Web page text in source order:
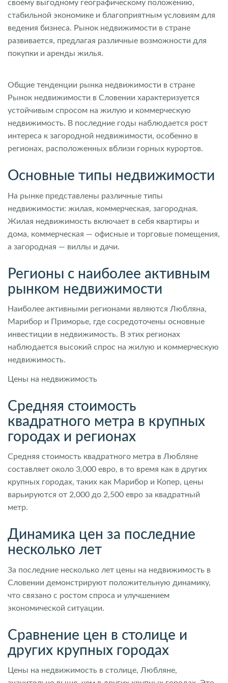
своему выгодному географическому положению,
стабильной экономике и благоприятным условиям для
ведения бизнеса. Рынок недвижимости в стране
развивается, предлагая различные возможности для
покупки и аренды жилья.
Общие тенденции рынка недвижимости в стране
Рынок недвижимости в Словении характеризуется
устойчивым спросом на жилую и коммерческую
недвижимость. В последние годы наблюдается рост
интереса к загородной недвижимости, особенно в
регионах, расположенных вблизи горных курортов.
Основные типы недвижимости
На рынке представлены различные типы
недвижимости: жилая, коммерческая, загородная.
Жилая недвижимость включает в себя квартиры и
дома, коммерческая — офисные и торговые помещения,
а загородная — виллы и дачи.
Регионы с наиболее активным
рынком недвижимости
Наиболее активными регионами являются Любляна,
Марибор и Приморье, где сосредоточены основные
инвестиции в недвижимость. В этих регионах
наблюдается высокий спрос на жилую и коммерческую
недвижимость.
Цены на недвижимость
Средняя стоимость
квадратного метра в крупных
городах и регионах
Средняя стоимость квадратного метра в Любляне
составляет около 3,000 евро, в то время как в других
крупных городах, таких как Марибор и Копер, цены
варьируются от 2,000 до 2,500 евро за квадратный
метр.
Динамика цен за последние
несколько лет
За последние несколько лет цены на недвижимость в
Словении демонстрируют положительную динамику,
что связано с ростом спроса и улучшением
экономической ситуации.
Сравнение цен в столице и
других крупных городах
Цены на недвижимость в столице, Любляне,